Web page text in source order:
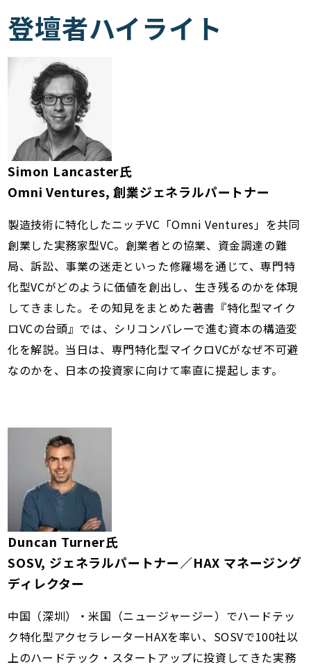
登壇者ハイライト
Simon Lancaster氏
Omni Ventures, 創業ジェネラルパートナー
製造技術に特化したニッチVC「Omni Ventures」を共同
創業した実務家型VC。創業者との協業、資金調達の難
局、訴訟、事業の迷走といった修羅場を通じて、専門特
化型VCがどのように価値を創出し、生き残るのかを体現
してきました。その知見をまとめた著書『特化型マイク
ロVCの台頭』では、シリコンバレーで進む資本の構造変
化を解説。当日は、専門特化型マイクロVCがなぜ不可避
なのかを、日本の投資家に向けて率直に提起します。
Duncan Turner氏
SOSV, ジェネラルパートナー／HAX マネージング
ディレクター
中国（深圳）・米国（ニュージャージー）でハードテッ
ク特化型アクセラレーターHAXを率い、SOSVで100社以
上のハードテック・スタートアップに投資してきた実務